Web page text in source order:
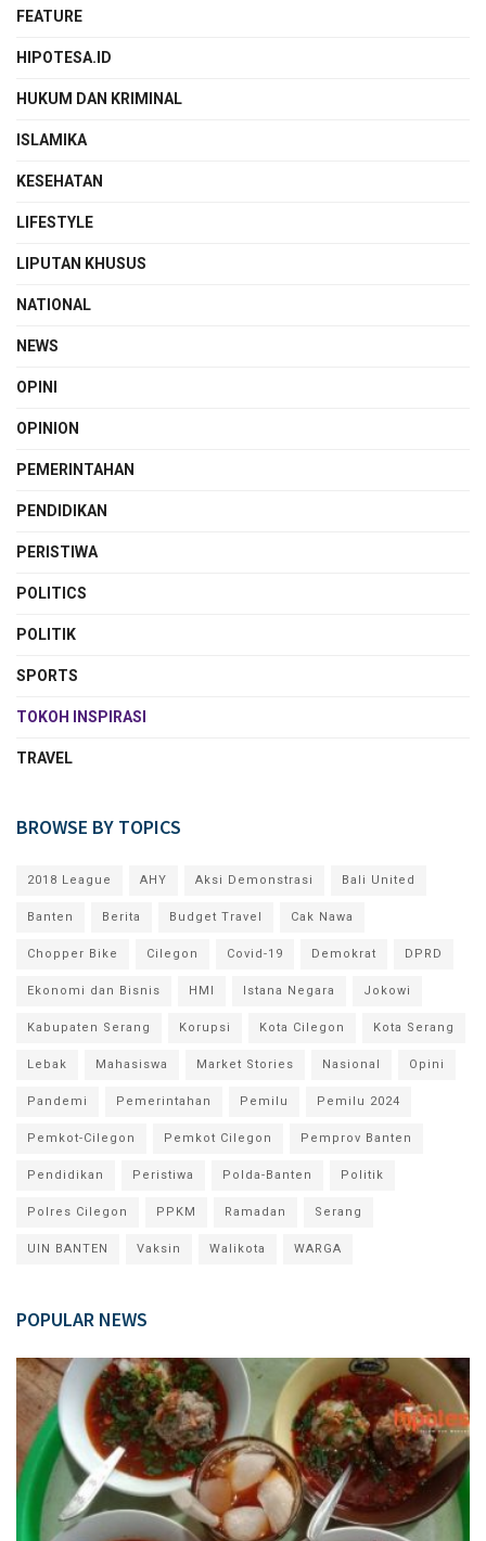
FEATURE
HIPOTESA.ID
HUKUM DAN KRIMINAL
ISLAMIKA
KESEHATAN
LIFESTYLE
LIPUTAN KHUSUS
NATIONAL
NEWS
OPINI
OPINION
PEMERINTAHAN
PENDIDIKAN
PERISTIWA
POLITICS
POLITIK
SPORTS
TOKOH INSPIRASI
TRAVEL
BROWSE BY TOPICS
2018 League AHY Aksi Demonstrasi Bali United
Banten Berita Budget Travel Cak Nawa
Chopper Bike Cilegon Covid-19 Demokrat DPRD
Ekonomi dan Bisnis HMI Istana Negara Jokowi
Kabupaten Serang Korupsi Kota Cilegon Kota Serang
Lebak Mahasiswa Market Stories Nasional Opini
Pandemi Pemerintahan Pemilu Pemilu 2024
Pemkot-Cilegon Pemkot Cilegon Pemprov Banten
Pendidikan Peristiwa Polda-Banten Politik
Polres Cilegon PPKM Ramadan Serang
UIN BANTEN Vaksin Walikota WARGA
POPULAR NEWS